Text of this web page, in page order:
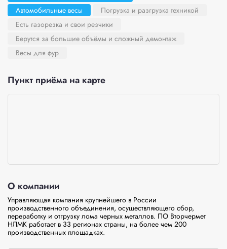
Автомобильные весы
Погрузка и разгрузка техникой
Есть газорезка и свои резчики
Берутся за большие объёмы и сложный демонтаж
Весы для фур
Пункт приёма на карте
О компании
Управляющая компания крупнейшего в России
производственного объединения, осуществляющего сбор,
переработку и отгрузку лома черных металлов. ПО Вторчермет
НЛМК работает в 33 регионах страны, на более чем 200
производственных площадках.